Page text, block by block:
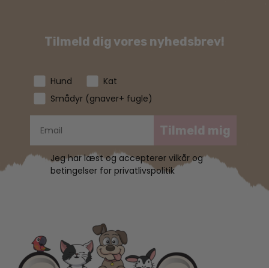
Tilmeld dig vores nyhedsbrev!
Hund
Kat
Smådyr (gnaver+ fugle)
Tilmeld mig
Jeg har læst og accepterer vilkår og
betingelser for privatlivspolitik